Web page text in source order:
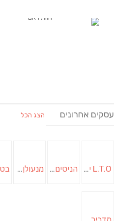
עסקים אחרונים הצג הכל
L.T.O יעוץ משכנתאות וכלכלת משפחה | יועץ משכנתאות באשכול הניסים של השף | מסעדת שף בבית | ארוחות גורמה מנעולן בבאר שבע | מנעולן באופקים | ויטלי המנעולן